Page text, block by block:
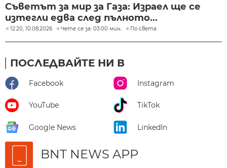
Съветът за мир за Газа: Израел ще се
изтегли едва след пълното...
12:20, 10.08.2026 Чете се за: 03:00 мин. По света
ПОСЛЕДВАЙТЕ НИ В
Facebook Instagram
YouTube TikTok
Google News LinkedIn
BNT NEWS APP